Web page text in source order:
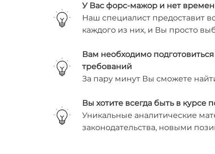
У Вас форс-мажор и нет
Наш специалист предоставит
каждого из них, и Вы просто
Вам необходимо
требований
За пару минут Вы сможете
Вы хотите всегда быть в курсе
Уникальные аналитические
законодательства, новыми